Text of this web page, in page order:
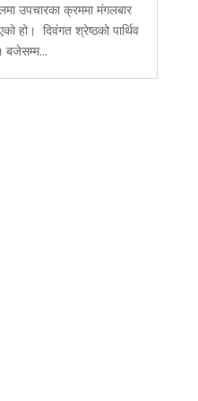
उपचारका क्रममा मंगलबार
हो। दिवंगत श्रेष्ठको पार्थिव
बजेसम्म...